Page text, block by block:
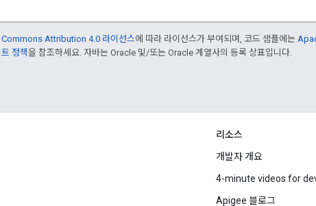
Commons Attribution 4.0 라이선스에 따라 라이선스가 부여되며, 코드 샘플에는
정책을 참조하세요. 자바는 Oracle 및/또는 Oracle 계열사의 등록 상표입니다.
리소스
개발자 개요
4-minute videos for
Apigee 블로그